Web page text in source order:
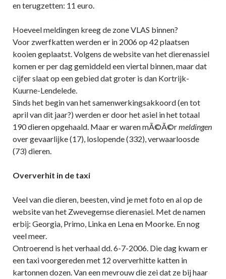
en terugzetten: 11 euro.
Hoeveel meldingen kreeg de zone VLAS binnen?
Voor zwerfkatten werden er in 2006 op 42 plaatsen
kooien geplaatst. Volgens de website van het dierenassiel
komen er per dag gemiddeld een viertal binnen, maar dat
cijfer slaat op een gebied dat groter is dan Kortrijk-
Kuurne-Lendelede.
Sinds het begin van het samenwerkingsakkoord (en tot
april van dit jaar?) werden er door het asiel in het totaal
190 dieren opgehaald. Maar er waren mÃ©Ã©rmeldingen
over gevaarlijke (17), loslopende (332), verwaarloosde
(73) dieren.
Oververhit in de taxi
Veel van die dieren, beesten, vind je met foto en al op de
website van het Zwevegemse dierenasiel. Met de namen
erbij: Georgia, Primo, Linka en Lena en Moorke. En nog
veel meer.
Ontroerend is het verhaal dd. 6-7-2006. Die dag kwam er
een taxi voorgereden met 12 oververhitte katten in
kartonnen dozen. Van een mevrouw die zei dat ze bij haar